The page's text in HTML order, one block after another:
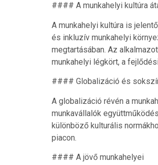
#### A munkahelyi kultúra
A munkahelyi kultúra is
és inkluzív munkahelyi
megtartásában. Az
munkahelyi légkört, a
#### Globalizáció és
A globalizáció révén a
munkavállalók
különböző kulturális
piacon.
#### A jövő munkahelyei